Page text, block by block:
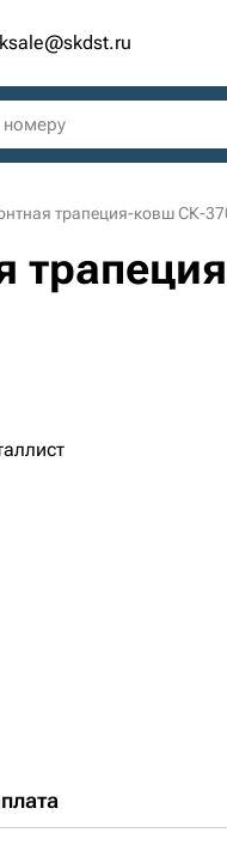
трапеция-ковш СК-